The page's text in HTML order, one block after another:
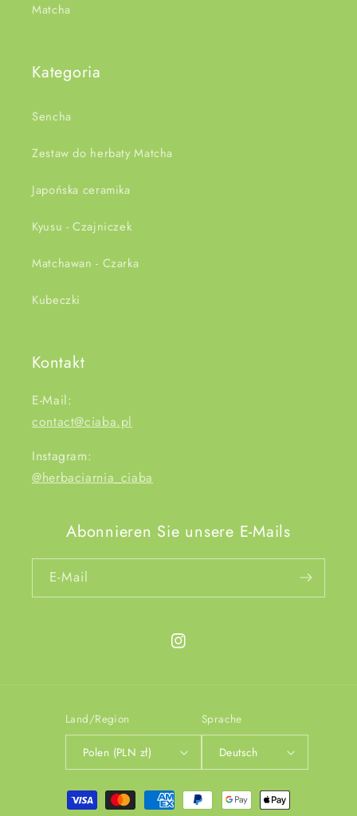
Matcha
Kategoria
Sencha
Zestaw do herbaty Matcha
Japońska ceramika
Kyusu - Czajniczek
Matchawan - Czarka
Kubeczki
Kontakt
E-Mail:
contact@ciaba.pl
Instagram:
@herbaciarnia_ciaba
Abonnieren Sie unsere E-Mails
E-Mail
Instagram
Land/Region
Polen (PLN zł)
Sprache
Deutsch
Zahlungsmethoden